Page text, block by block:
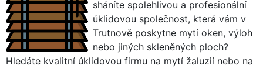
sháníte spolehlivou a profesionální
úklidovou společnost, která vám v
Trutnově poskytne mytí oken, výloh
nebo jiných skleněných ploch?
Hledáte kvalitní úklidovou firmu na mytí žaluzií nebo na